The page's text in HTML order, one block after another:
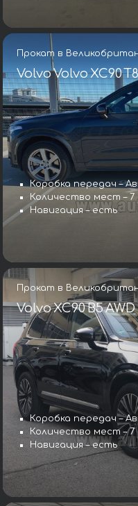
Прокат в
Volvo Volvo XC90
Коробка передач –
Количество мест – 7
Навигация – есть
Прокат в
Volvo XC90 B5
Коробка передач –
Количество мест – 7
Навигация – есть